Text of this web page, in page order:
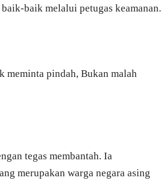
baik melalui petugas keamanan.
meminta pindah, Bukan malah
tegas membantah. Ia
merupakan warga negara asing